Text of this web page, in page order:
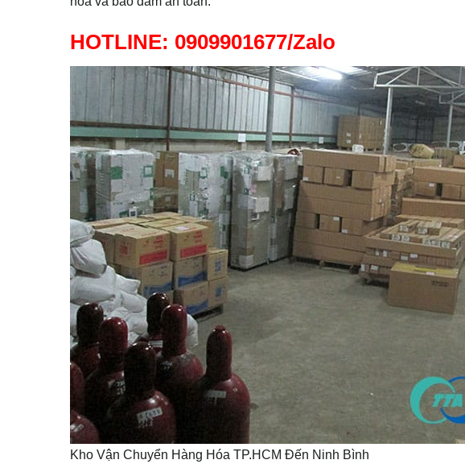
HOTLINE: 0909901677/Zalo
Kho Vận Chuyển Hàng Hóa TP.HCM Đến Ninh Bình